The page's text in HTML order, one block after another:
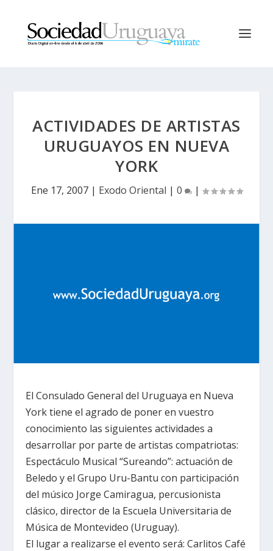
ACTIVIDADES DE ARTISTAS
URUGUAYOS EN NUEVA
YORK
Ene 17, 2007| Exodo Oriental | 0 |
El Consulado General del Uruguaya en Nueva
York tiene el agrado de poner en vuestro
conocimiento las siguientes actividades a
desarrollar por parte de artistas compatriotas:
Espectáculo Musical “Sureando”: actuación de
Beledo y el Grupo Uru-Bantu con participación
del músico Jorge Camiragua, percusionista
clásico, director de la Escuela Universitaria de
Música de Montevideo (Uruguay).
El lugar a realizarse el evento será: Carlitos Café